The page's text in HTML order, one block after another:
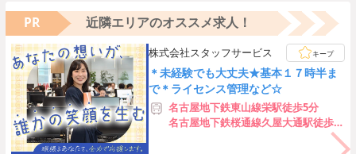
PR 近隣エリアのオススメ求人！
株式会社スタッフサービス キープ
＊未経験でも大丈夫★基本１７時半ま
で＊ライセンス管理など☆
名古屋地下鉄東山線栄駅徒歩5分
名古屋地下鉄桜通線久屋大通駅徒歩5